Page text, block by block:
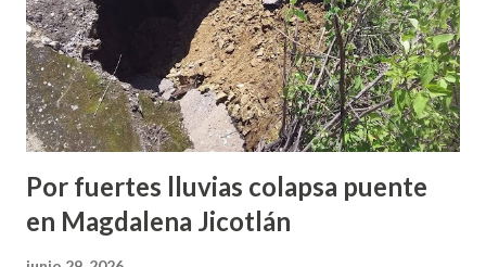
respetuosa de los sistemas normativos indígenas. La Mtra.
Ma. de Jesús Morales Barenca explico que estos talleres se
llevan a donde los municipios y ciudadanía tienen la iniciativa
de poder ap...
Por fuertes lluvias colapsa puente
en Magdalena Jicotlán